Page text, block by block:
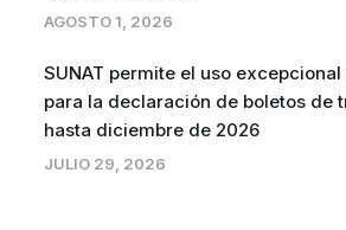
AGOSTO 1, 2026
SUNAT permite el uso excepcional
para la declaración de boletos de
hasta diciembre de 2026
JULIO 29, 2026